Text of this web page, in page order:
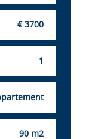
€ 3700
1
90 m2